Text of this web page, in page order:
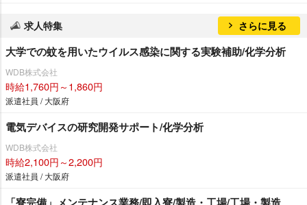
求人特集 さらに見る
大学での蚊を用いたウイルス感染に関する実験補助/化学分析
WDB株式会社
時給1,760円～1,860円
派遣社員 / 大阪府
電気デバイスの研究開発サポート/化学分析
WDB株式会社
時給2,100円～2,200円
派遣社員 / 大阪府